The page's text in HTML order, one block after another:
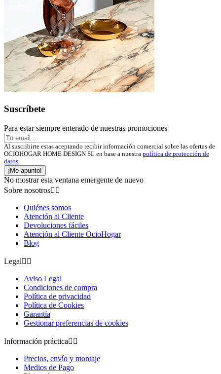
Suscríbete
Para estar siempre enterado de nuestras promociones
Al suscribirte estas aceptando recibir información comercial sobre las ofertas de
OCIOHOGAR HOME DESIGN SL en base a nuestra política de protección de
datos
¡Me apunto!
No mostrar esta ventana emergente de nuevo
Sobre nosotros 
Quiénes somos
Atención al Cliente
Devoluciones fáciles
Atención al Cliente OcioHogar
Blog
Legal 
Aviso Legal
Condiciones de compra
Política de privacidad
Política de Cookies
Garantía
Gestionar preferencias de cookies
Información práctica 
Precios, envío y montaje
Medios de Pago